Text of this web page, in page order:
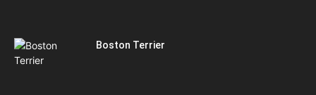
Boston Terrier